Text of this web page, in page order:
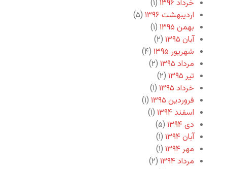
خرداد ۱۳۹۶
(۱)
اردیبهشت ۱۳۹۶
(۵)
بهمن ۱۳۹۵
(۱)
آبان ۱۳۹۵
(۲)
شهریور ۱۳۹۵
(۴)
مرداد ۱۳۹۵
(۲)
تیر ۱۳۹۵
(۲)
خرداد ۱۳۹۵
(۱)
فروردین ۱۳۹۵
(۱)
اسفند ۱۳۹۴
(۱)
دی ۱۳۹۴
(۵)
آبان ۱۳۹۴
(۱)
مهر ۱۳۹۴
(۱)
مرداد ۱۳۹۴
(۲)